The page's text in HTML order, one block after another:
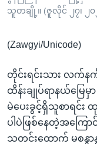
ရှာဖွေ
သို့
ကျော်
သူတချို့။ (ဇူလိုင် ၂၇၊ ၂၀
(Zawgyi/Unicode)
တိုင်းရင်းသား လက်
ထိန်းချုပ်ရာနယ်မြ
မဲပေးခွင့်ရှိသူစာရင်း
ပါပဲဖြစ်နေတဲ့အကြောင်
သတင်းထောက် မစန္ဒ